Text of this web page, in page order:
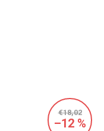
€18,02
–12 %